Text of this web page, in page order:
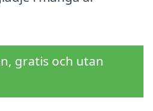
gratis och utan